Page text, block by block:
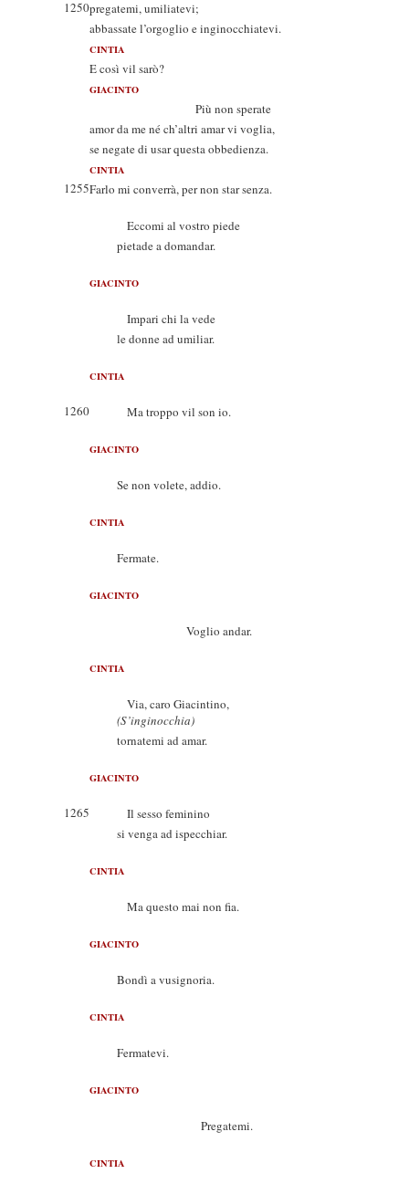
1250pregatemi, umiliatevi;
abbassate l’orgoglio e inginocchiatevi.
CINTIA
E così vil sarò?
GIACINTO
Più non sperate
amor da me né ch’altri amar vi voglia,
se negate di usar questa obbedienza.
CINTIA
1255Farlo mi converrà, per non star senza.
Eccomi al vostro piede
pietade a domandar.
GIACINTO
Impari chi la vede
le donne ad umiliar.
CINTIA
1260 Ma troppo vil son io.
GIACINTO
Se non volete, addio.
CINTIA
Fermate.
GIACINTO
Voglio andar.
CINTIA
Via, caro Giacintino,
(S’inginocchia)
tornatemi ad amar.
GIACINTO
1265
Il sesso feminino
si venga ad ispecchiar.
CINTIA
Ma questo mai non fia.
GIACINTO
Bondì a vusignoria.
CINTIA
Fermatevi.
GIACINTO
Pregatemi.
CINTIA